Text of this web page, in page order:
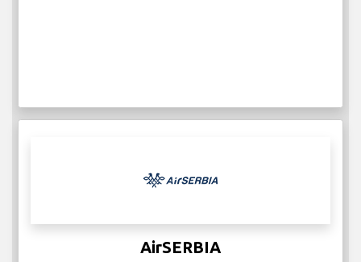
AirSERBIA